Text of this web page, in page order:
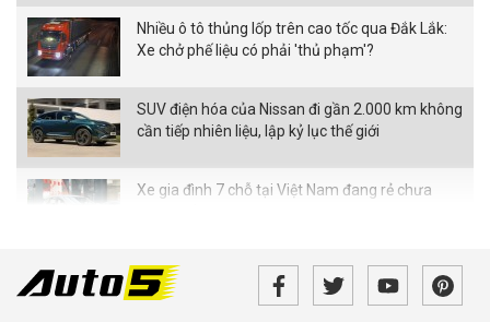
Nhiều ô tô thủng lốp trên cao tốc qua Đắk Lắk:
Xe chở phế liệu có phải 'thủ phạm'?
SUV điện hóa của Nissan đi gần 2.000 km không
cần tiếp nhiên liệu, lập kỷ lục thế giới
Xe gia đình 7 chỗ tại Việt Nam đang rẻ chưa
Bán tải điện VinFast VF Wild bản tiền thương
mại bất ngờ xuất hiện với loạt thay đổi đáng chú